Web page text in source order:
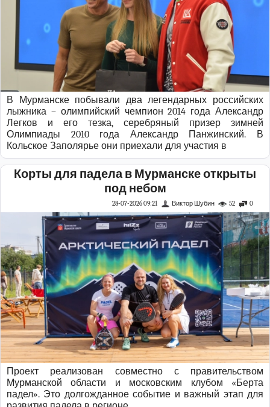
В Мурманске побывали два легендарных российских
лыжника – олимпийский чемпион 2014 года Александр
Легков и его тезка, серебряный призер зимней
Олимпиады 2010 года Александр Панжинский. В
Кольское Заполярье они приехали для участия в
Корты для падела в Мурманске открыты
под небом
0
52
Виктор Шубин
28-07-2026 09:21
Проект реализован совместно с правительством
Мурманской области и московским клубом «Берта
падел». Это долгожданное событие и важный этап для